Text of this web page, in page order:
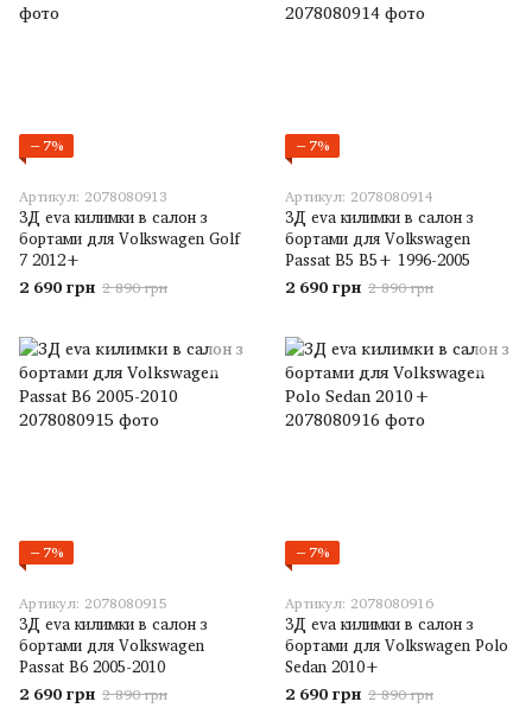
−7%
Артикул: 2078080913
3Д eva килимки в салон з
бортами для Volkswagen Golf
7 2012+
2 690 грн 2 890 грн
−7%
Артикул: 2078080914
3Д eva килимки в салон з
бортами для Volkswagen
Passat B5 B5+ 1996-2005
2 690 грн 2 890 грн
−7%
Артикул: 2078080915
3Д eva килимки в салон з
бортами для Volkswagen
Passat B6 2005-2010
2 690 грн 2 890 грн
−7%
Артикул: 2078080916
3Д eva килимки в салон з
бортами для Volkswagen Polo
Sedan 2010+
2 690 грн 2 890 грн